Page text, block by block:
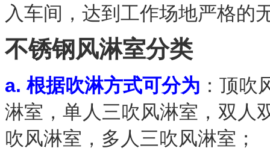
入车间，达到工作场地严格的
不锈钢风淋室分类
a.根据吹淋方式可分为 ：顶
淋室，单人三吹风淋室，双人
吹风淋室，多人三吹风淋室；